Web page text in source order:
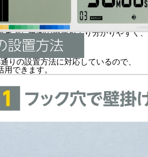
き！
とで、時間の経過をより分かりやすく、
ップします。
りの設置方法に対応しているので、
できます。